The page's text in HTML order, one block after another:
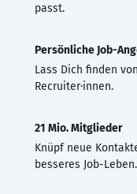
passt.
Persönliche Job-
Lass Dich finden
Recruiter·innen.
21 Mio. Mitglieder
Knüpf neue
besseres Job-Leben.